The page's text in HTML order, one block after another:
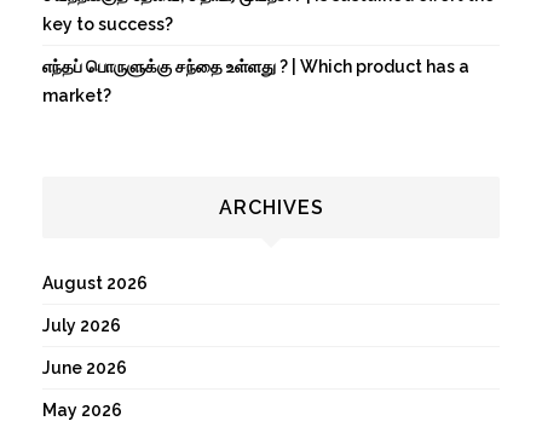
key to success?
எந்தப் பொருளுக்கு சந்தை உள்ளது ? | Which product has a
market?
ARCHIVES
August 2026
July 2026
June 2026
May 2026